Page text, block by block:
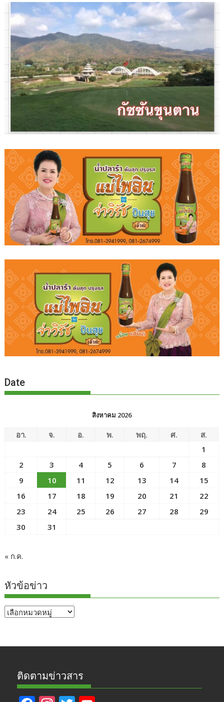
Date
สิงหาคม 2026
อา. จ. อ. พ. พฤ. ศ.
ส.
1
2
3 4 5 6 7
8
9
10 11 12 13 14
15
16
17 18 19 20 21
22
23
24 25 26 27 28
29
30
31
« ก.ค.
หัวข้อข่าว
หัวข้อ
ติดตามข่าวสาร